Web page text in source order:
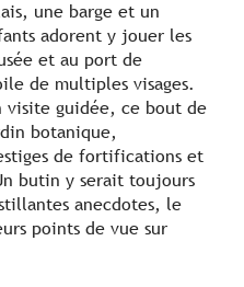
une barge et un
adorent y jouer les
et au port de
de multiples visages.
visite guidée, ce bout de
botanique,
de fortifications et
butin y serait toujours
anecdotes, le
points de vue sur